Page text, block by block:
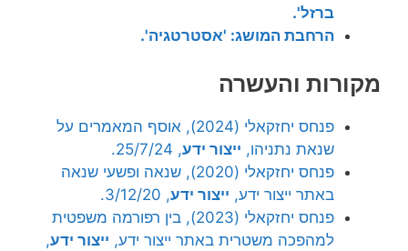
ברזל'.
הרחבת המושג: 'אסטרטגיה'.
מקורות והעשרה
פנחס יחזקאלי (2024), אוסף המאמרים על
שנאת נתניהו, ייצור ידע, 25/7/24.
פנחס יחזקאלי (2020), שנאה ופשעי שנאה
באתר ייצור ידע, ייצור ידע, 3/12/20.
פנחס יחזקאלי (2023), בין רפורמה משפטית
למהפכה משטרית באתר ייצור ידע, ייצור ידע,